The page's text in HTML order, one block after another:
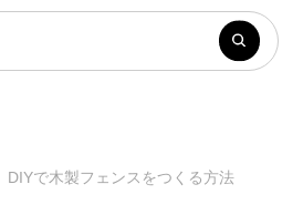
DIYで木製フェンスをつくる方法